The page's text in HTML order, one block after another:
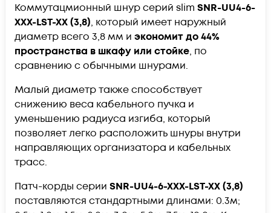
Коммутацмионный шнур серий slim SNR-UU4-6-
XXX-LST-XX (3,8), который имеет наружный
диаметр всего 3,8 мм и экономит до 44%
пространства в шкафу или стойке, по
сравнению с обычными шнурами.
Малый диаметр также способствует
снижению веса кабельного пучка и
уменьшению радиуса изгиба, который
позволяет легко расположить шнуры внутри
направляющих организатора и кабельных
трасс.
Патч-корды серии SNR-UU4-6-XXX-LST-XX (3,8)
поставляются стандартными длинами: 0.3м;